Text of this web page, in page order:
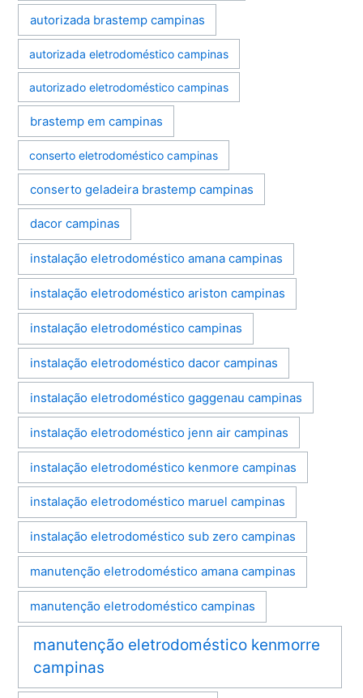
autorizada brastemp campinas
autorizada eletrodoméstico campinas
autorizado eletrodoméstico campinas
brastemp em campinas
conserto eletrodoméstico campinas
conserto geladeira brastemp campinas
dacor campinas
instalação eletrodoméstico amana campinas
instalação eletrodoméstico ariston campinas
instalação eletrodoméstico campinas
instalação eletrodoméstico dacor campinas
instalação eletrodoméstico gaggenau campinas
instalação eletrodoméstico jenn air campinas
instalação eletrodoméstico kenmore campinas
instalação eletrodoméstico maruel campinas
instalação eletrodoméstico sub zero campinas
manutenção eletrodoméstico amana campinas
manutenção eletrodoméstico campinas
manutenção eletrodoméstico kenmorre
campinas